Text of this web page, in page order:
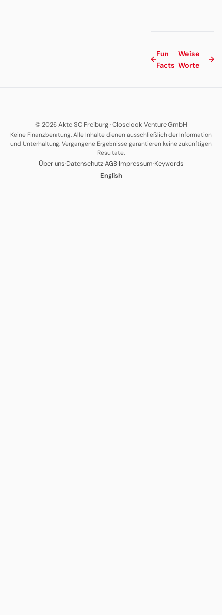
←
Fun
Facts
Weise
Worte
→
© 2026 Akte SC Freiburg· Closelook Venture GmbH
Keine Finanzberatung. Alle Inhalte dienen ausschließlich der Information
und Unterhaltung. Vergangene Ergebnisse garantieren keine zukünftigen
Resultate.
Über uns·Datenschutz·AGB·Impressum·Keywords
English